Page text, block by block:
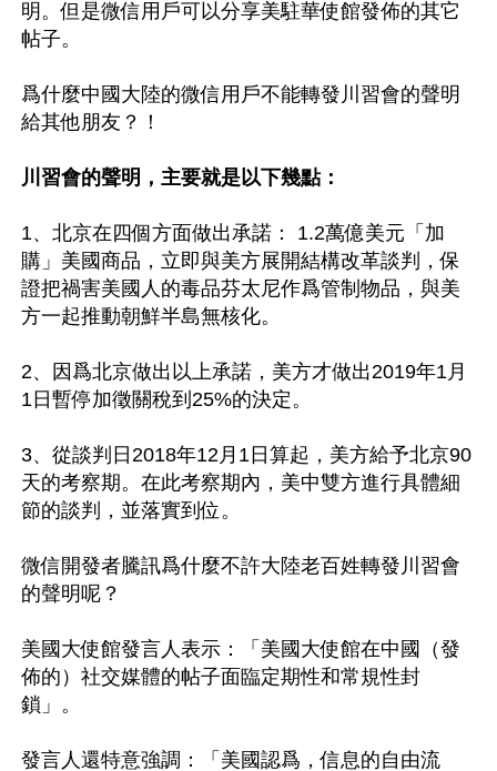
明。但是微信用戶可以分享美駐華使館發佈的其它
帖子。
爲什麼中國大陸的微信用戶不能轉發川習會的聲明
給其他朋友？！
川習會的聲明，主要就是以下幾點：
1、北京在四個方面做出承諾： 1.2萬億美元「加
購」美國商品，立即與美方展開結構改革談判，保
證把禍害美國人的毒品芬太尼作爲管制物品，與美
方一起推動朝鮮半島無核化。
2、因爲北京做出以上承諾，美方才做出2019年1月
1日暫停加徵關稅到25%的決定。
3、從談判日2018年12月1日算起，美方給予北京90
天的考察期。在此考察期內，美中雙方進行具體細
節的談判，並落實到位。
微信開發者騰訊爲什麼不許大陸老百姓轉發川習會
的聲明呢？
美國大使館發言人表示：「美國大使館在中國（發
佈的）社交媒體的帖子面臨定期性和常規性封
鎖」。
發言人還特意強調：「美國認爲，信息的自由流